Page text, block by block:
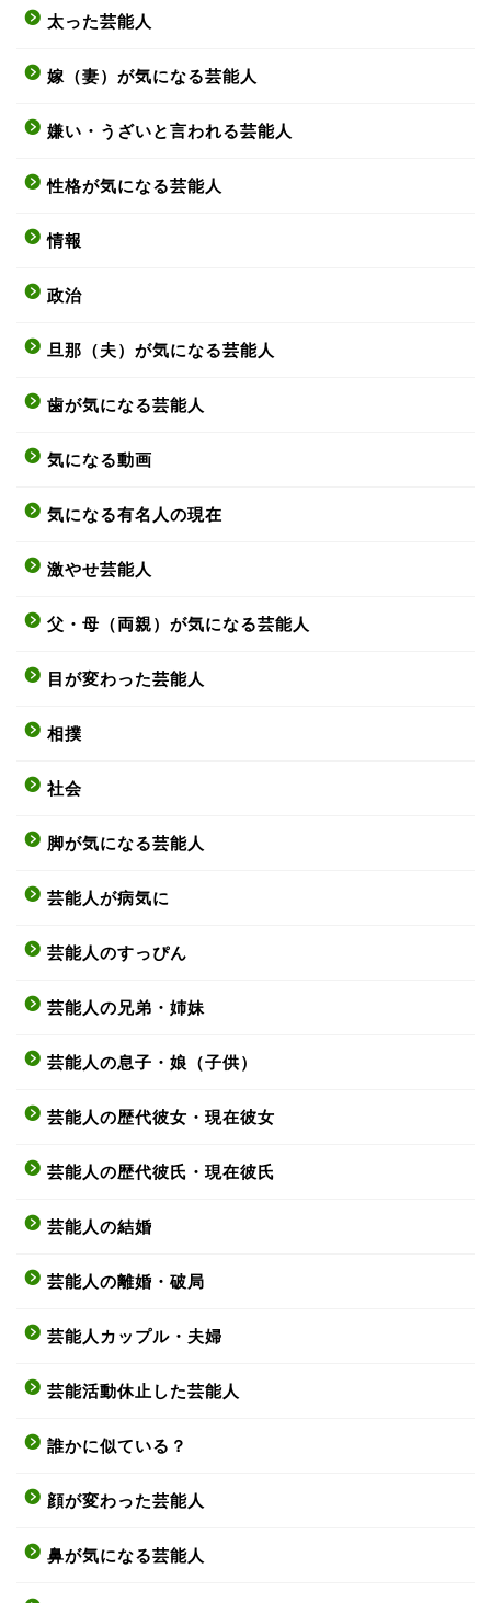
太った芸能人
嫁（妻）が気になる芸能人
嫌い・うざいと言われる芸能人
性格が気になる芸能人
情報
政治
旦那（夫）が気になる芸能人
歯が気になる芸能人
気になる動画
気になる有名人の現在
激やせ芸能人
父・母（両親）が気になる芸能人
目が変わった芸能人
相撲
社会
脚が気になる芸能人
芸能人が病気に
芸能人のすっぴん
芸能人の兄弟・姉妹
芸能人の息子・娘（子供）
芸能人の歴代彼女・現在彼女
芸能人の歴代彼氏・現在彼氏
芸能人の結婚
芸能人の離婚・破局
芸能人カップル・夫婦
芸能活動休止した芸能人
誰かに似ている？
顔が変わった芸能人
鼻が気になる芸能人